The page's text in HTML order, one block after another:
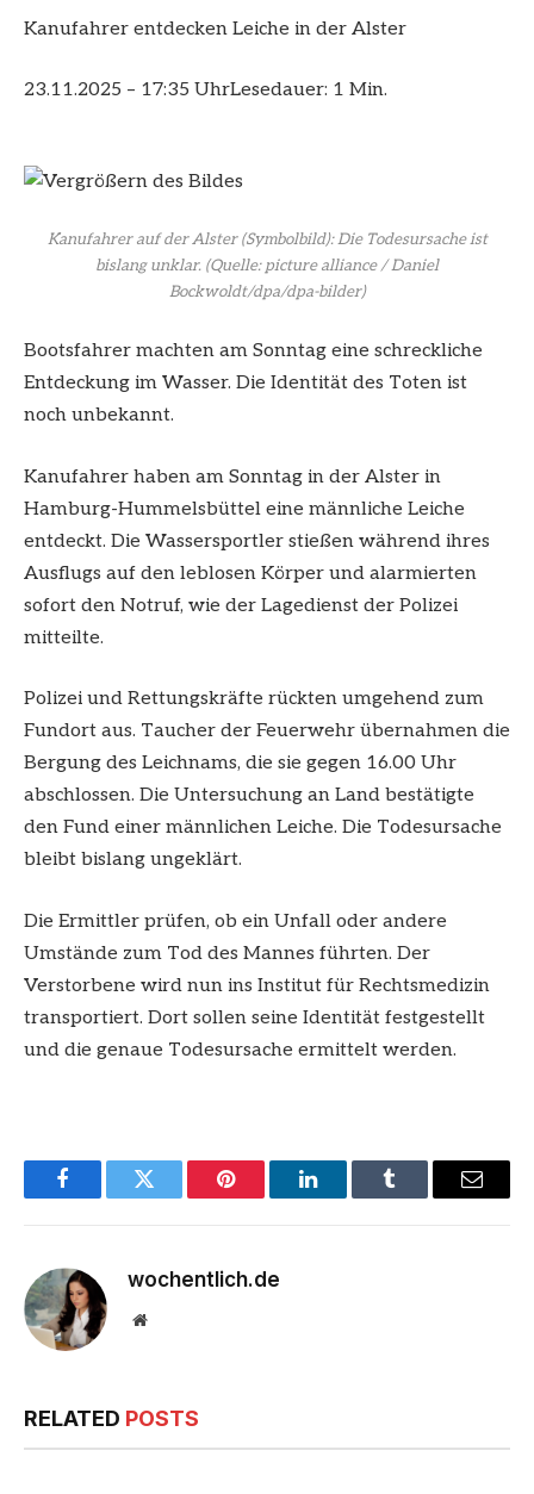
Kanufahrer entdecken Leiche in der Alster
23.11.2025 – 17:35 UhrLesedauer: 1 Min.
Kanufahrer auf der Alster (Symbolbild): Die Todesursache ist
bislang unklar. (Quelle: picture alliance / Daniel
Bockwoldt/dpa/dpa-bilder)
Bootsfahrer machten am Sonntag eine schreckliche
Entdeckung im Wasser. Die Identität des Toten ist
noch unbekannt.
Kanufahrer haben am Sonntag in der Alster in
Hamburg-Hummelsbüttel eine männliche Leiche
entdeckt. Die Wassersportler stießen während ihres
Ausflugs auf den leblosen Körper und alarmierten
sofort den Notruf, wie der Lagedienst der Polizei
mitteilte.
Polizei und Rettungskräfte rückten umgehend zum
Fundort aus. Taucher der Feuerwehr übernahmen die
Bergung des Leichnams, die sie gegen 16.00 Uhr
abschlossen. Die Untersuchung an Land bestätigte
den Fund einer männlichen Leiche. Die Todesursache
bleibt bislang ungeklärt.
Die Ermittler prüfen, ob ein Unfall oder andere
Umstände zum Tod des Mannes führten. Der
Verstorbene wird nun ins Institut für Rechtsmedizin
transportiert. Dort sollen seine Identität festgestellt
und die genaue Todesursache ermittelt werden.
FacebookTwitter Pinterest LinkedInTumblr Email
wochentlich.de
Website
RELATED POSTS